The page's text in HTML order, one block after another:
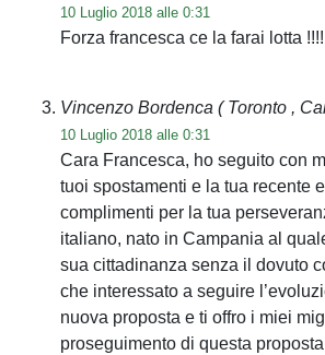
10 Luglio 2018 alle 0:31
Forza francesca ce la farai lotta
Vincenzo Bordenca ( Toronto ,
10 Luglio 2018 alle 0:31
Cara Francesca, ho seguito con
tuoi spostamenti e la tua recente
complimenti per la tua
italiano, nato in Campania al
sua cittadinanza senza il dovuto
che interessato a seguire
nuova proposta e ti offro i miei
proseguimento di questa